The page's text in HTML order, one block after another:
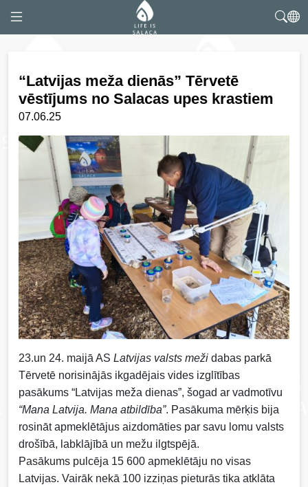
“Latvijas meža dienās” Tērvetē
vēstījums no Salacas upes krastiem
07.06.25
23.un 24. maijā AS Latvijas valsts meži dabas parkā
Tērvetē norisinājās ikgadējais vides izglītības
pasākums “Latvijas meža dienas”, šogad ar vadmotīvu
“Mana Latvija. Mana atbildība”. Pasākuma mērķis bija
rosināt apmeklētājus aizdomāties par savu lomu valsts
drošībā, labklājībā un mežu ilgtspējā.
Pasākums pulcēja 15 600 apmeklētāju no visas
Latvijas. Vairāk nekā 100 izziņas pieturās tika atklāta